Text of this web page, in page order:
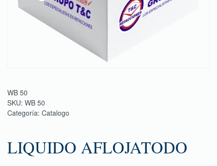
WB 50
SKU: WB 50
Categoría: Catalogo
LIQUIDO AFLOJATODO